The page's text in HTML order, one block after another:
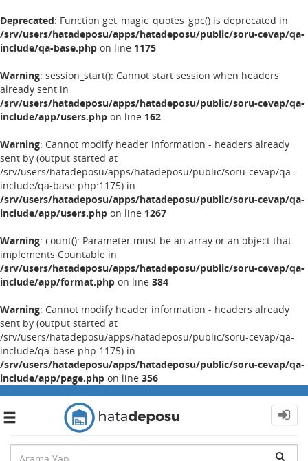
Deprecated: Function get_magic_quotes_gpc() is deprecated in
/srv/users/hatadeposu/apps/hatadeposu/public/soru-cevap/qa-
include/qa-base.php on line 1175
Warning: session_start(): Cannot start session when headers
already sent in
/srv/users/hatadeposu/apps/hatadeposu/public/soru-cevap/qa-
include/app/users.php on line 162
Warning: Cannot modify header information - headers already
sent by (output started at
/srv/users/hatadeposu/apps/hatadeposu/public/soru-cevap/qa-
include/qa-base.php:1175) in
/srv/users/hatadeposu/apps/hatadeposu/public/soru-cevap/qa-
include/app/users.php on line 1267
Warning: count(): Parameter must be an array or an object that
implements Countable in
/srv/users/hatadeposu/apps/hatadeposu/public/soru-cevap/qa-
include/app/format.php on line 384
Warning: Cannot modify header information - headers already
sent by (output started at
/srv/users/hatadeposu/apps/hatadeposu/public/soru-cevap/qa-
include/qa-base.php:1175) in
/srv/users/hatadeposu/apps/hatadeposu/public/soru-cevap/qa-
include/app/page.php on line 356
Toggle